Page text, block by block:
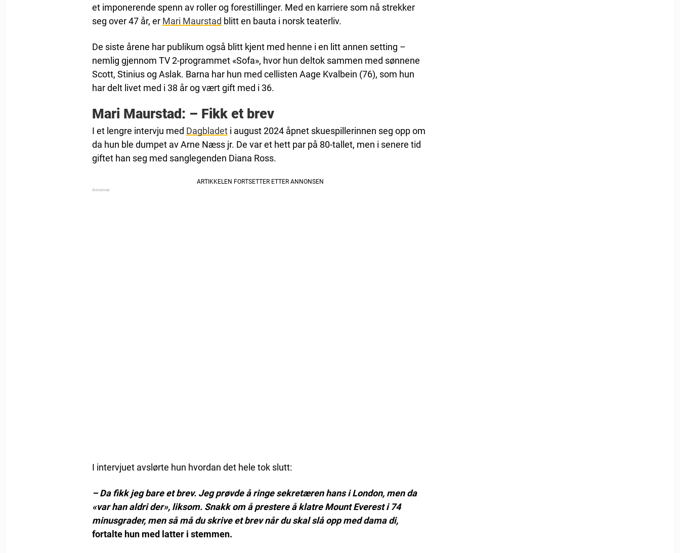
et imponerende spenn av roller og forestillinger. Med en karriere som nå strekker
seg over 47 år, er Mari Maurstad blitt en bauta i norsk teaterliv.
De siste årene har publikum også blitt kjent med henne i en litt annen setting –
nemlig gjennom TV 2-programmet «Sofa», hvor hun deltok sammen med sønnene
Scott, Stinius og Aslak. Barna har hun med cellisten Aage Kvalbein (76), som hun
har delt livet med i 38 år og vært gift med i 36.
Mari Maurstad: – Fikk et brev
I et lengre intervju med Dagbladet i august 2024 åpnet skuespillerinnen seg opp om
da hun ble dumpet av Arne Næss jr. De var et hett par på 80-tallet, men i senere tid
giftet han seg med sanglegenden Diana Ross.
I intervjuet avslørte hun hvordan det hele tok slutt:
– Da fikk jeg bare et brev. Jeg prøvde å ringe sekretæren hans i London, men da
«var han aldri der», liksom. Snakk om å prestere å klatre Mount Everest i 74
minusgrader, men så må du skrive et brev når du skal slå opp med dama di,
fortalte hun med latter i stemmen.